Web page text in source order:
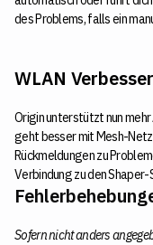
des Problems, falls ein
WLAN
Origin unterstützt nun
geht besser mit Mesh-
Rückmeldungen zu
Verbindung zu den
Sofern nicht anders